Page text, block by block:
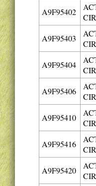
A9F95402
A9F95403
A9F95404
A9F95406
A9F95410
A9F95416
A9F95420